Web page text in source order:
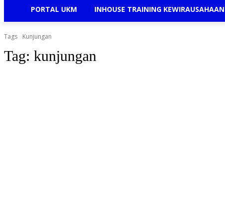
PORTAL UKM INHOUSE TRAINING KEWIRAUSAHAAN
Tags Kunjungan
Tag: kunjungan